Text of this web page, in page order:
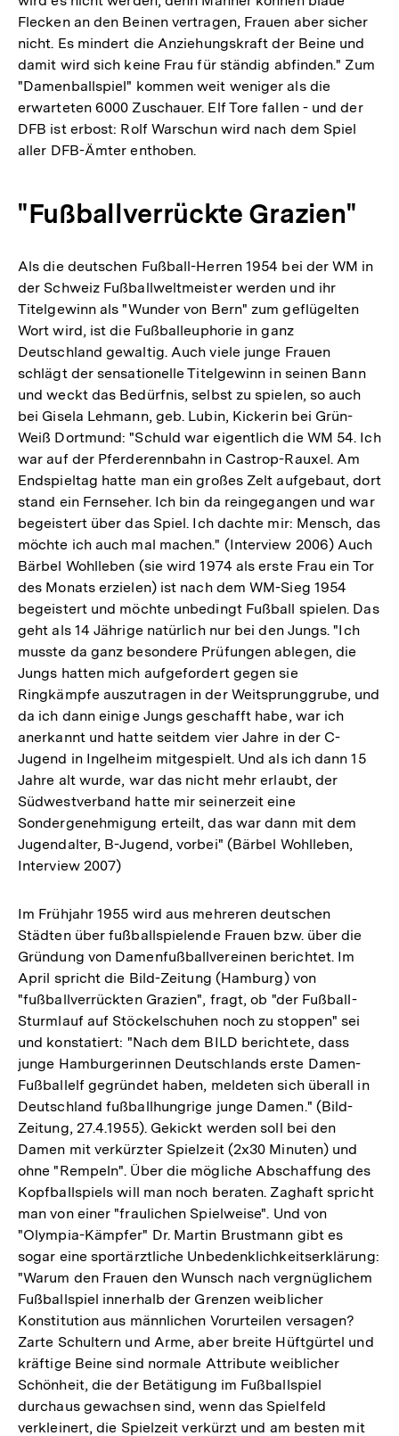
Flecken an den Beinen vertragen, Frauen aber sicher
nicht. Es mindert die Anziehungskraft der Beine und
damit wird sich keine Frau für ständig abfinden." Zum
"Damenballspiel" kommen weit weniger als die
erwarteten 6000 Zuschauer. Elf Tore fallen - und der
DFB ist erbost: Rolf Warschun wird nach dem Spiel
aller DFB-Ämter enthoben.
"Fußballverrückte Grazien"
Als die deutschen Fußball-Herren 1954 bei der WM in
der Schweiz Fußballweltmeister werden und ihr
Titelgewinn als "Wunder von Bern" zum geflügelten
Wort wird, ist die Fußballeuphorie in ganz
Deutschland gewaltig. Auch viele junge Frauen
schlägt der sensationelle Titelgewinn in seinen Bann
und weckt das Bedürfnis, selbst zu spielen, so auch
bei Gisela Lehmann, geb. Lubin, Kickerin bei Grün-
Weiß Dortmund: "Schuld war eigentlich die WM 54. Ich
war auf der Pferderennbahn in Castrop-Rauxel. Am
Endspieltag hatte man ein großes Zelt aufgebaut, dort
stand ein Fernseher. Ich bin da reingegangen und war
begeistert über das Spiel. Ich dachte mir: Mensch, das
möchte ich auch mal machen." (Interview 2006) Auch
Bärbel Wohlleben (sie wird 1974 als erste Frau ein Tor
des Monats erzielen) ist nach dem WM-Sieg 1954
begeistert und möchte unbedingt Fußball spielen. Das
geht als 14 Jährige natürlich nur bei den Jungs. "Ich
musste da ganz besondere Prüfungen ablegen, die
Jungs hatten mich aufgefordert gegen sie
Ringkämpfe auszutragen in der Weitsprunggrube, und
da ich dann einige Jungs geschafft habe, war ich
anerkannt und hatte seitdem vier Jahre in der C-
Jugend in Ingelheim mitgespielt. Und als ich dann 15
Jahre alt wurde, war das nicht mehr erlaubt, der
Südwestverband hatte mir seinerzeit eine
Sondergenehmigung erteilt, das war dann mit dem
Jugendalter, B-Jugend, vorbei" (Bärbel Wohlleben,
Interview 2007)
Im Frühjahr 1955 wird aus mehreren deutschen
Städten über fußballspielende Frauen bzw. über die
Gründung von Damenfußballvereinen berichtet. Im
April spricht die Bild-Zeitung (Hamburg) von
"fußballverrückten Grazien", fragt, ob "der Fußball-
Sturmlauf auf Stöckelschuhen noch zu stoppen" sei
und konstatiert: "Nach dem BILD berichtete, dass
junge Hamburgerinnen Deutschlands erste Damen-
Fußballelf gegründet haben, meldeten sich überall in
Deutschland fußballhungrige junge Damen." (Bild-
Zeitung, 27.4.1955). Gekickt werden soll bei den
Damen mit verkürzter Spielzeit (2x30 Minuten) und
ohne "Rempeln". Über die mögliche Abschaffung des
Kopfballspiels will man noch beraten. Zaghaft spricht
man von einer "fraulichen Spielweise". Und von
"Olympia-Kämpfer" Dr. Martin Brustmann gibt es
sogar eine sportärztliche Unbedenklichkeitserklärung:
"Warum den Frauen den Wunsch nach vergnüglichem
Fußballspiel innerhalb der Grenzen weiblicher
Konstitution aus männlichen Vorurteilen versagen?
Zarte Schultern und Arme, aber breite Hüftgürtel und
kräftige Beine sind normale Attribute weiblicher
Schönheit, die der Betätigung im Fußballspiel
durchaus gewachsen sind, wenn das Spielfeld
verkleinert, die Spielzeit verkürzt und am besten mit